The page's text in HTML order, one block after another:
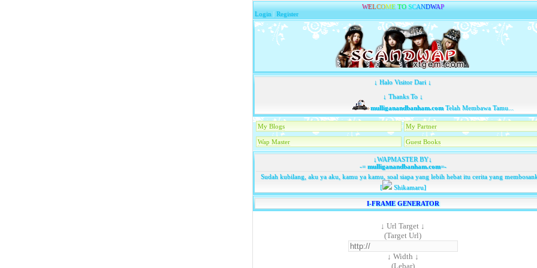
WELCOME TO SCANDWAP
Login |Register
↓ Halo Visitor Dari ↓
↓ Thanks To ↓
mulliganandbanham.comTelah Membawa Tamu...
My Blogs My Partner
Wap Master Guest Books
↓WAPMASTER BY↓
-=mulliganandbanham.com=-
Sudah kubilang, aku ya aku, kamu ya kamu, soal siapa yang lebih hebat itu cerita yang
[
Shikamaru]
I-FRAME GENERATOR
↓ Url Target ↓
(Target Url)
↓ Width ↓
(Lebar)